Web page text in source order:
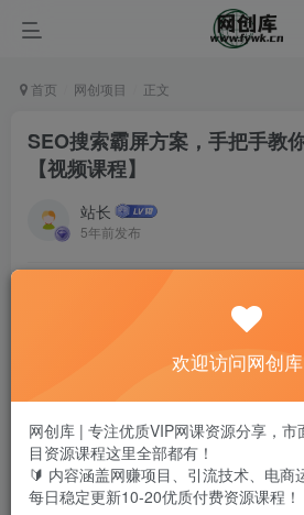
首页 网创项目 正文
SEO搜索霸屏方案，手把手教
【视频课程】
站长
5年前发布
通过搜索来获得粉丝价值巨大，并且
欢迎访问网创
网创库 | 专注优质VIP网课资源分享，
目资源课程这里全部都有！
🔰 内容涵盖网赚项目、引流技术、电商
每日稳定更新10-20优质付费资源课程！